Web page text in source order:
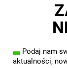
▬ Podaj nam
aktualności,